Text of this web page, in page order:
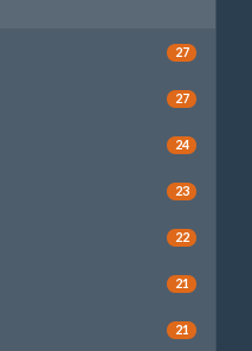
27
27
24
23
22
21
21